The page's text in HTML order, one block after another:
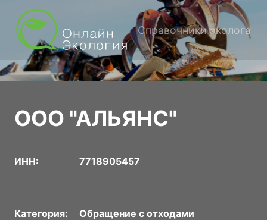
Справочники эколога
ООО "АЛЬЯНС"
ИНН: 7718905457
Категория:
Обращение с отходами